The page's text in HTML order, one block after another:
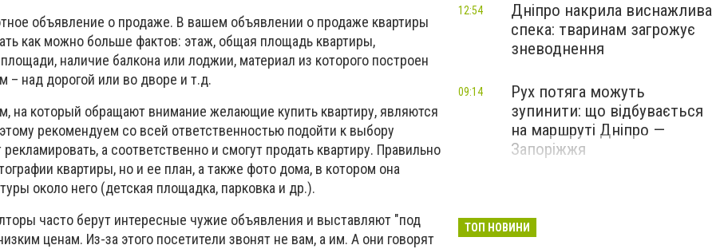
объявление о продаже. В вашем объявлении о продаже квартиры
как можно больше фактов: этаж, общая площадь квартиры,
наличие балкона или лоджии, материал из которого построен
– над дорогой или во дворе и т.д.
на который обращают внимание желающие купить квартиру, являются
рекомендуем со всей ответственностью подойти к выбору
а соответственно и смогут продать квартиру. Правильно
квартиры, но и ее план, а также фото дома, в котором она
около него (детская площадка, парковка и др.).
часто берут интересные чужие объявления и выставляют "под
ценам. Из-за этого посетители звонят не вам, а им. А они говорят
Дніпро накрила виснажлива
спека: тваринам загрожує
зневоднення
12:54
Рух потяга можуть
зупинити: що відбувається
на маршруті Дніпро —
Запоріжжя
09:14
ТОП НОВИНИ